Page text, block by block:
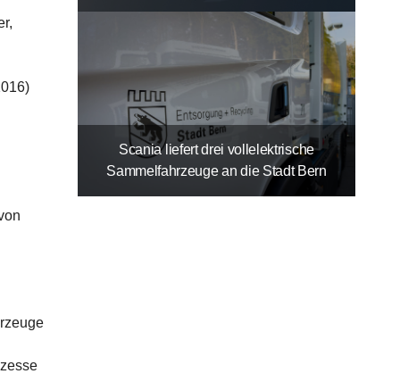
Scania liefert drei vollelektrische
Sammelfahrzeuge an die Stadt Bern